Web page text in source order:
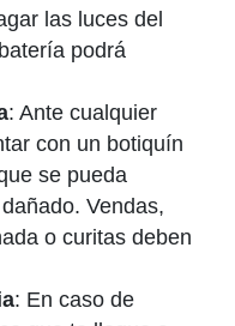
las luces del
podrá
: Ante cualquier
con un botiquín
se pueda
Vendas,
o curitas deben
: En caso de